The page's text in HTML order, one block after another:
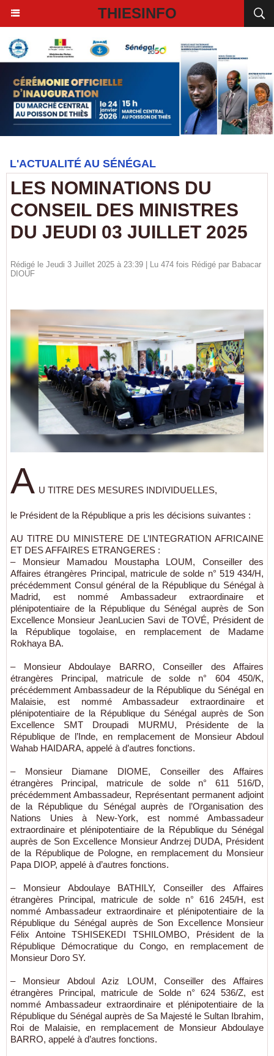
THIESINFO
L'ACTUALITÉ AU SÉNÉGAL
LES NOMINATIONS DU
CONSEIL DES MINISTRES
DU JEUDI 03 JUILLET 2025
Rédigé le Jeudi 3 Juillet 2025 à 23:39 | Lu 474 fois Rédigé par Babacar
DIOUF
A U TITRE DES MESURES INDIVIDUELLES,
le Président de la République a pris les décisions suivantes :
AU TITRE DU MINISTERE DE L’INTEGRATION AFRICAINE
ET DES AFFAIRES ETRANGERES :
– Monsieur Mamadou Moustapha LOUM, Conseiller des
Affaires étrangères Principal, matricule de solde n° 519 434/H,
précédemment Consul général de la République du Sénégal à
Madrid, est nommé Ambassadeur extraordinaire et
plénipotentiaire de la République du Sénégal auprès de Son
Excellence Monsieur JeanLucien Savi de TOVÉ, Président de
la République togolaise, en remplacement de Madame
Rokhaya BA.
– Monsieur Abdoulaye BARRO, Conseiller des Affaires
étrangères Principal, matricule de solde n° 604 450/K,
précédemment Ambassadeur de la République du Sénégal en
Malaisie, est nommé Ambassadeur extraordinaire et
plénipotentiaire de la République du Sénégal auprès de Son
Excellence SMT Droupadi MURMU, Présidente de la
République de l’Inde, en remplacement de Monsieur Abdoul
Wahab HAIDARA, appelé à d’autres fonctions.
– Monsieur Diamane DIOME, Conseiller des Affaires
étrangères Principal, matricule de solde n° 611 516/D,
précédemment Ambassadeur, Représentant permanent adjoint
de la République du Sénégal auprès de l’Organisation des
Nations Unies à New-York, est nommé Ambassadeur
extraordinaire et plénipotentiaire de la République du Sénégal
auprès de Son Excellence Monsieur Andrzej DUDA, Président
de la République de Pologne, en remplacement du Monsieur
Papa DIOP, appelé à d’autres fonctions.
– Monsieur Abdoulaye BATHILY, Conseiller des Affaires
étrangères Principal, matricule de solde n° 616 245/H, est
nommé Ambassadeur extraordinaire et plénipotentiaire de la
République du Sénégal auprès de Son Excellence Monsieur
Félix Antoine TSHISEKEDI TSHILOMBO, Président de la
République Démocratique du Congo, en remplacement de
Monsieur Doro SY.
– Monsieur Abdoul Aziz LOUM, Conseiller des Affaires
étrangères Principal, matricule de Solde n° 624 536/Z, est
nommé Ambassadeur extraordinaire et plénipotentiaire de la
République du Sénégal auprès de Sa Majesté le Sultan Ibrahim,
Roi de Malaisie, en remplacement de Monsieur Abdoulaye
BARRO, appelé à d’autres fonctions.